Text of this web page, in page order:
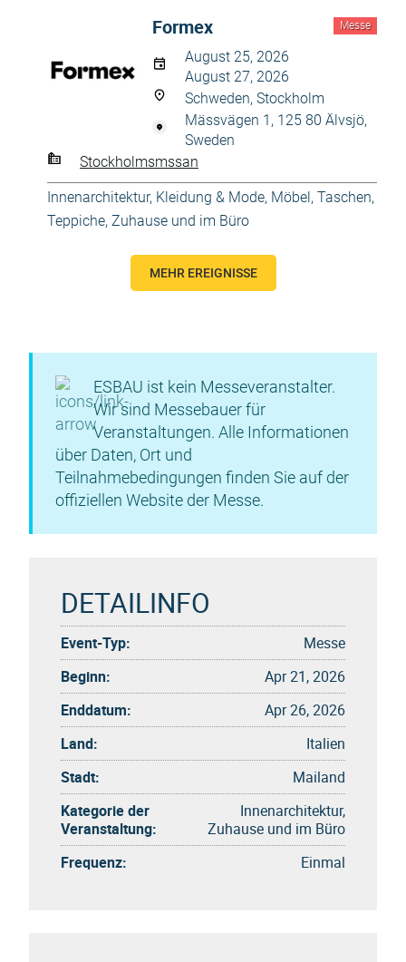
Messe
Formex
August 25, 2026
August 27, 2026
Schweden, Stockholm
Mässvägen 1, 125 80 Älvsjö,
Sweden
Stockholmsmssan
Innenarchitektur, Kleidung & Mode, Möbel, Taschen,
Teppiche, Zuhause und im Büro
MEHR EREIGNISSE
ESBAU ist kein Messeveranstalter.
Wir sind Messebauer für
Veranstaltungen. Alle Informationen
über Daten, Ort und
Teilnahmebedingungen finden Sie auf der
offiziellen Website der Messe.
DETAILINFO
Event-Typ:
Messe
Beginn:
Apr 21, 2026
Enddatum:
Apr 26, 2026
Land:
Italien
Stadt:
Mailand
Kategorie der
Veranstaltung:
Innenarchitektur,
Zuhause und im Büro
Frequenz:
Einmal